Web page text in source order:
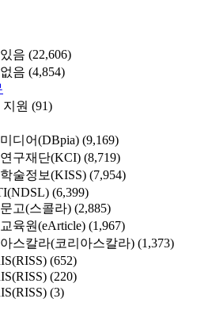
음 (22,606)
음 (4,854)
원 (91)
디어(DBpia) (9,169)
구재단(KCI) (8,719)
술정보(KISS) (7,954)
(6,399)
고(스콜라) (2,885)
육원(eArticle) (1,967)
스칼라(코리아스칼라) (1,373)
(652)
(220)
(3)